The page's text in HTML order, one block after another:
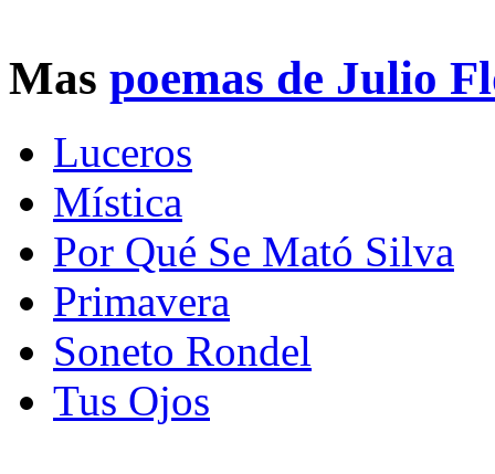
Mas poemas de Julio
Luceros
Mística
Por Qué Se Mató Silva
Primavera
Soneto Rondel
Tus Ojos